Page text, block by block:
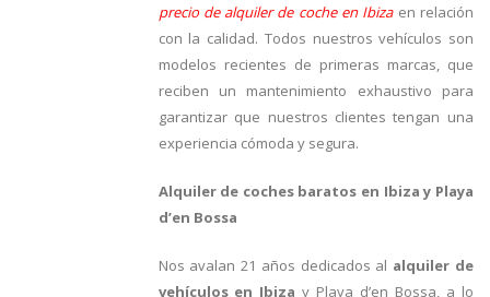
precio de alquiler de coche en Ibizaen relación
con la calidad. Todos nuestros vehículos son
modelos recientes de primeras marcas, que
reciben un mantenimiento exhaustivo para
garantizar que nuestros clientes tengan una
experiencia cómoda y segura.
Alquiler de coches baratos en Ibiza y Playa
d’en Bossa
Nos avalan 21 años dedicados al alquiler de
vehículos en Ibizay Playa d’en Bossa, a lo